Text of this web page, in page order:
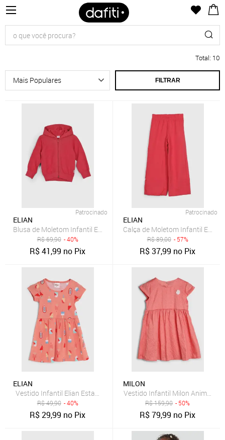
Total: 10
FILTRAR
Patrocinado
ELIAN
Blusa de Moletom Infantil Elian Capuz Zíper Coral
R$69,90 - 40%
R$41,99 no Pix
Patrocinado
ELIAN
Calça de Moletom Infantil Elian
R$89,00 - 57%
R$37,99 no Pix
ELIAN
Vestido Infantil Elian Estampa Sorvetes Coral
R$49,90 - 40%
R$29,99 no Pix
MILON
Vestido Infantil Milon Animal
R$159,90 - 50%
R$79,99 no Pix